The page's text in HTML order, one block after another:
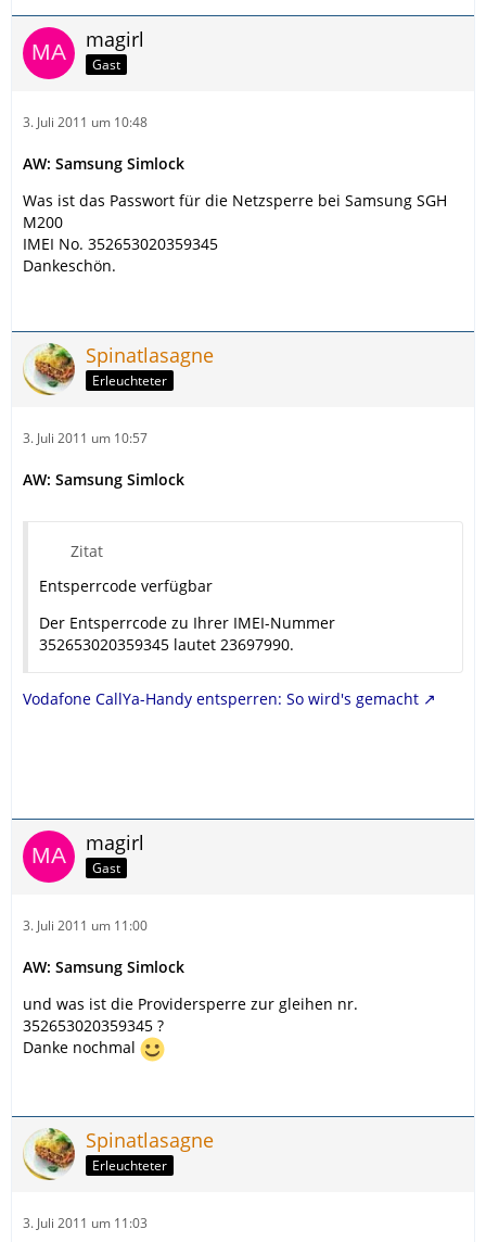
magirl
Gast
3. Juli 2011 um 10:48
AW: Samsung Simlock
Was ist das Passwort für die Netzsperre bei Samsung SGH
M200
IMEI No. 352653020359345
Dankeschön.
Spinatlasagne
Erleuchteter
3. Juli 2011 um 10:57
AW: Samsung Simlock
Zitat
Entsperrcode verfügbar
Der Entsperrcode zu Ihrer IMEI-Nummer
352653020359345 lautet 23697990.
Vodafone CallYa-Handy entsperren: So wird's gemacht
magirl
Gast
3. Juli 2011 um 11:00
AW: Samsung Simlock
und was ist die Providersperre zur gleihen nr.
352653020359345 ?
Danke nochmal
Spinatlasagne
Erleuchteter
3. Juli 2011 um 11:03